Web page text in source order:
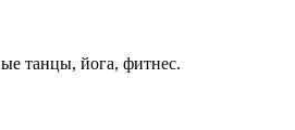
танцы, йога, фитнес.